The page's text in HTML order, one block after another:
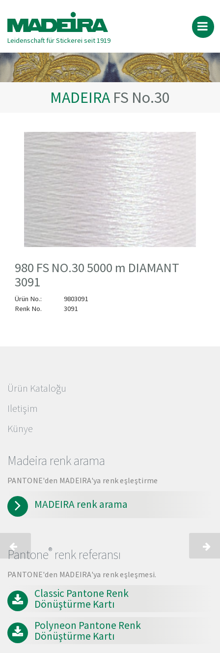
Leidenschaft für Stickerei seit 1919
MADEIRA FS No.30
980 FS NO.30 5000 m DIAMANT
3091
Ürün No.:
9803091
Renk No.
3091
Ürün Kataloğu
Iletişim
Künye
Madeira renk arama
PANTONE'den MADEIRA'ya renk eşleştirme
MADEIRA renk arama
Pantone® renk referansı
PANTONE'den MADEIRA'ya renk eşleşmesi.
Classic Pantone Renk
Dönüştürme Kartı
Polyneon Pantone Renk
Dönüştürme Kartı